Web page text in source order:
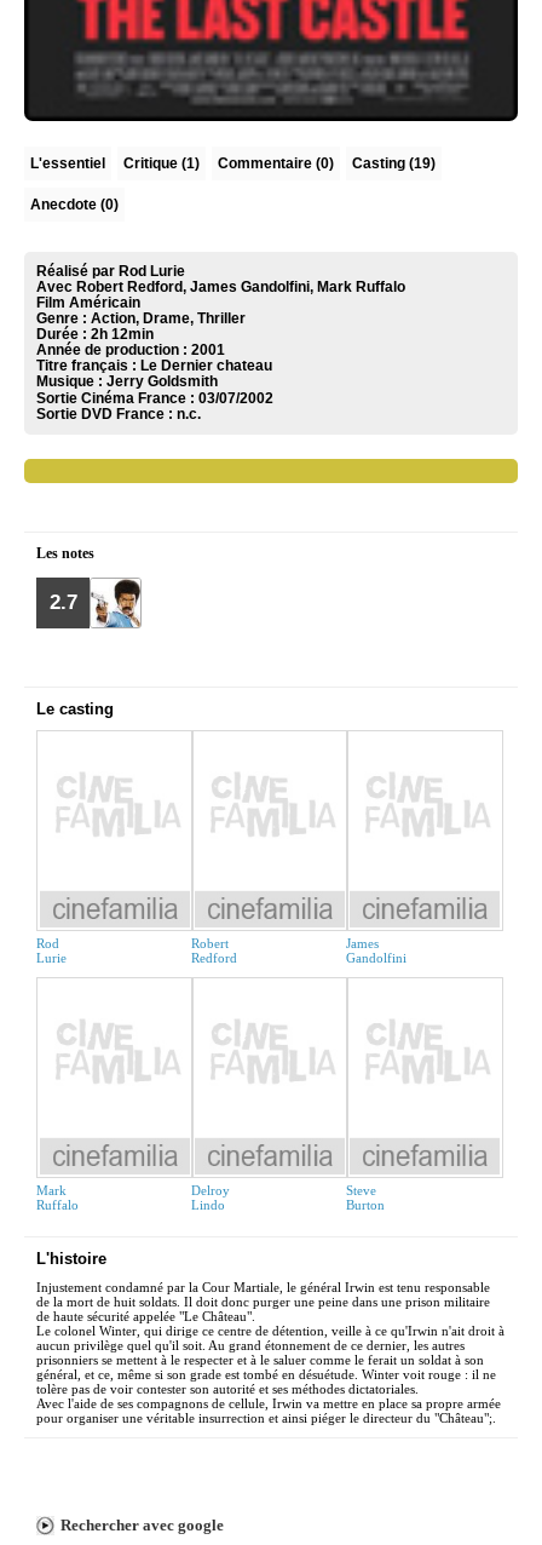
L'essentiel Critique (1) Commentaire (0) Casting (19)
Anecdote (0)
Réalisé par Rod Lurie
Avec Robert Redford, James Gandolfini, Mark Ruffalo
Film Américain
Genre : Action, Drame, Thriller
Durée : 2h 12min
Année de production : 2001
Titre français : Le Dernier chateau
Musique : Jerry Goldsmith
Sortie Cinéma France : 03/07/2002
Sortie DVD France : n.c.
Les notes
2.7
Le casting
Rod
Lurie
Robert
Redford
James
Gandolfini
Mark
Ruffalo
Delroy
Lindo
Steve
Burton
L'histoire
Injustement condamné par la Cour Martiale, le général Irwin est tenu responsable
de la mort de huit soldats. Il doit donc purger une peine dans une prison militaire
de haute sécurité appelée "Le Château".
Le colonel Winter, qui dirige ce centre de détention, veille à ce qu'Irwin n'ait droit à
aucun privilège quel qu'il soit. Au grand étonnement de ce dernier, les autres
prisonniers se mettent à le respecter et à le saluer comme le ferait un soldat à son
général, et ce, même si son grade est tombé en désuétude. Winter voit rouge : il ne
tolère pas de voir contester son autorité et ses méthodes dictatoriales.
Avec l'aide de ses compagnons de cellule, Irwin va mettre en place sa propre armée
pour organiser une véritable insurrection et ainsi piéger le directeur du "Château";.
Rechercher avec google